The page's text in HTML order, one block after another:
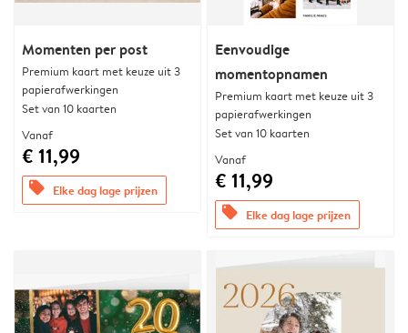
Momenten per post
Premium kaart met keuze uit 3
papierafwerkingen
Set van 10 kaarten
Vanaf
€ 11,99
offers Elke dag lage prijzen
Eenvoudige
momentopnamen
Premium kaart met keuze uit 3
papierafwerkingen
Set van 10 kaarten
Vanaf
€ 11,99
offers Elke dag lage prijzen